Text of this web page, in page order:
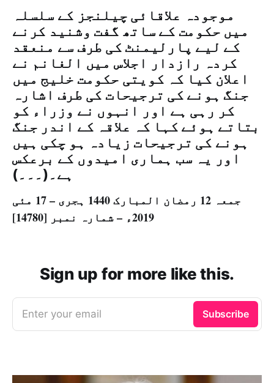
موجودہ علاقائی چیلنجز کے سلسلہ
میں حکومت کے ساتھ گفت وشنید کرنے
کے لیے پارلیمنٹ کی طرف سے منعقد
کردہ رازدار اجلاس میں الغانم نے
اعلان کیا کہ کویتی حکومت خلیج میں
جنگ ہونے کی ترجیحات کی طرف اشارہ
کر رہی ہے اور انہوں نے وزراء کو
بتاتے ہوئے کہا کہ علاقہ کے اندر جنگ
ہونے کی ترجیحات زیادہ ہو چکی ہیں
اور یہ سب ہماری امیدوں کے برعکس
ہے۔(۔۔۔)
جمعہ 12 رمضان المبارک 1440 ہجری – 17 مئی
2019ء – شمارہ نمبر [14780]
Sign up for more like this.
Enter your email Subscribe